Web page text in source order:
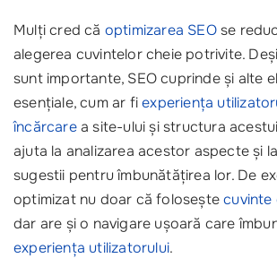
Mulți cred că optimizarea SEOse
alegerea cuvintelor cheie potrivite.
sunt importante, SEO cuprinde și alte
esențiale, cum ar fiexperiența
încărcarea site-ului și structura
ajuta la analizarea acestor aspecte și
sugestii pentru îmbunătățirea lor. De
optimizat nu doar că foloseștecuvinte
dar are și o navigare ușoară care
experiența utilizatorului.